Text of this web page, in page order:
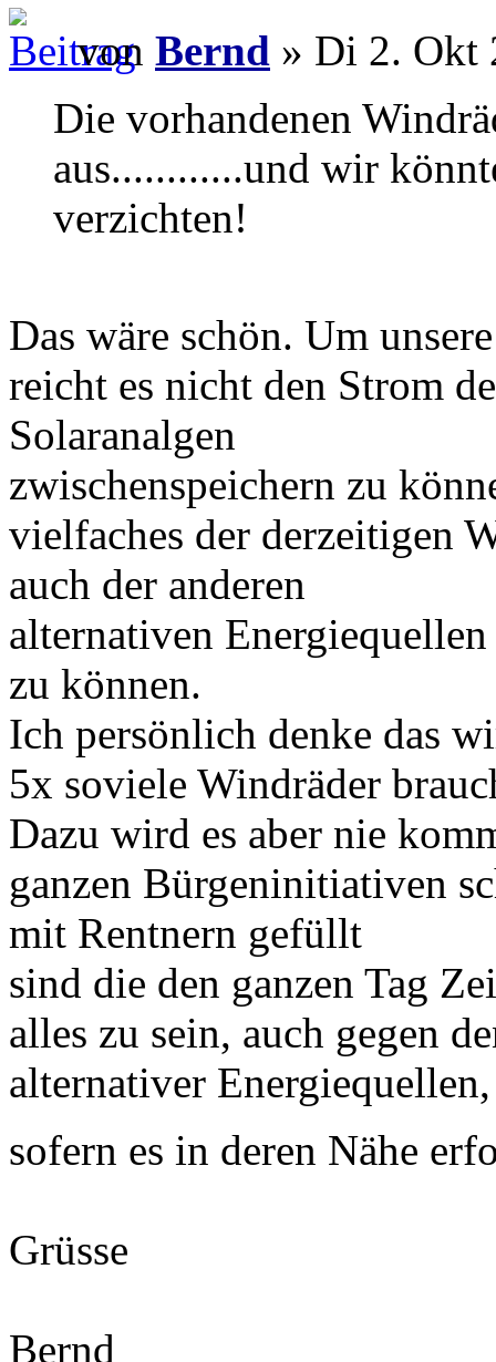
von Bernd » Di 2. Okt
Die vorhandenen
aus............und wir
verzichten!
Das wäre schön. Um
reicht es nicht den Strom
Solaranalgen
zwischenspeichern zu
vielfaches der derzeitigen
auch der anderen
alternativen
zu können.
Ich persönlich denke das
5x soviele Windräder
Dazu wird es aber nie
ganzen Bürgeninitiativen
mit Rentnern gefüllt
sind die den ganzen Tag
alles zu sein, auch gegen
alternativer Energiequellen,
sofern es in deren Nähe
Grüsse
Bernd